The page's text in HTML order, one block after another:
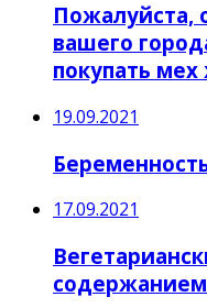
Пожалуйста,
вашего
покупать
19.09.2021
17.09.2021